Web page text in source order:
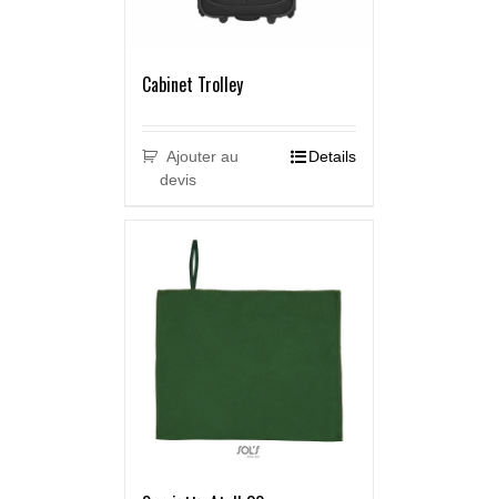
Cabinet Trolley
Ajouter au
devis
Details